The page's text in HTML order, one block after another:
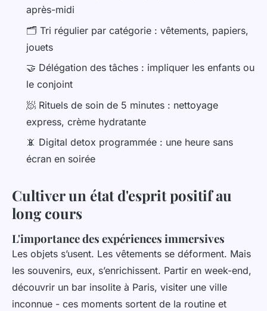
après-midi
🗂️ Tri régulier par catégorie : vêtements, papiers,
jouets
🤝 Délégation des tâches : impliquer les enfants ou
le conjoint
🧖 Rituels de soin de 5 minutes : nettoyage
express, crème hydratante
📵 Digital detox programmée : une heure sans
écran en soirée
Cultiver un état d'esprit positif au
long cours
L'importance des expériences immersives
Les objets s’usent. Les vêtements se déforment. Mais
les souvenirs, eux, s’enrichissent. Partir en week-end,
découvrir un bar insolite à Paris, visiter une ville
inconnue - ces moments sortent de la routine et